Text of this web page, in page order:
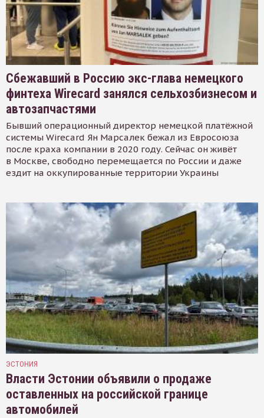
Сбежавший в Россию экс-глава немецкого
финтеха Wirecard занялся сельхозбизнесом и
автозапчастями
Бывший операционный директор немецкой платёжной
системы Wirecard Ян Марсалек бежал из Евросоюза
после краха компании в 2020 году. Сейчас он живёт
в Москве, свободно перемещается по России и даже
ездит на оккупированные территории Украины
ЭСТОНИЯ
Власти Эстонии объявили о продаже
оставленных на российской границе
автомобилей